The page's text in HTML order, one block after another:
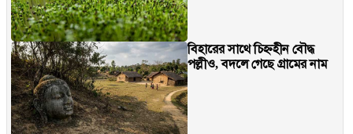
বিহারের সাথে চিহ্নহীন বৌদ্ধ
পল্লীও, বদলে গেছে গ্রামের নাম